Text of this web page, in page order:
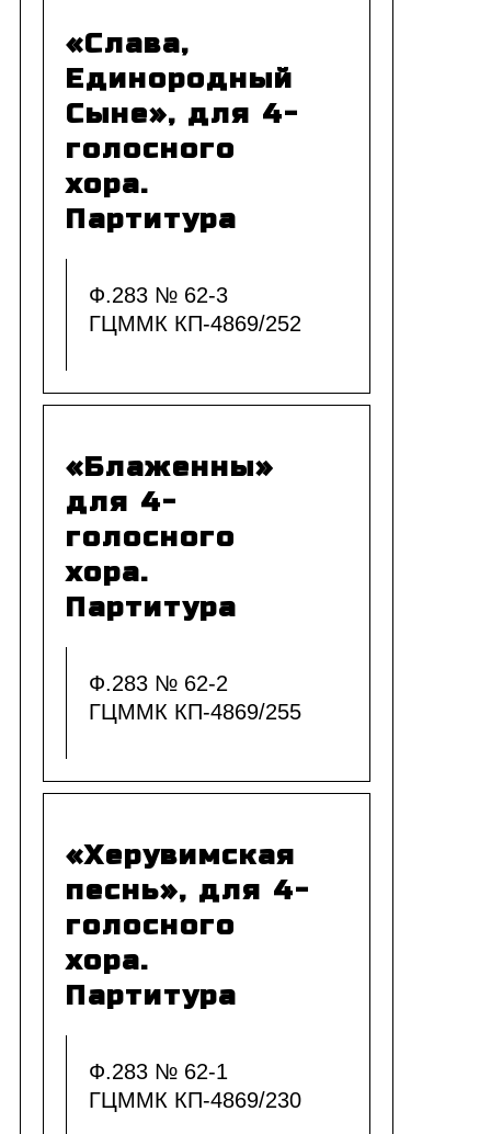
«Слава,
Единородный
Сыне», для 4-
голосного
хора.
Партитура
Ф.283 № 62-3
ГЦММК КП-4869/252
«Блаженны»
для 4-
голосного
хора.
Партитура
Ф.283 № 62-2
ГЦММК КП-4869/255
«Херувимская
песнь», для 4-
голосного
хора.
Партитура
Ф.283 № 62-1
ГЦММК КП-4869/230